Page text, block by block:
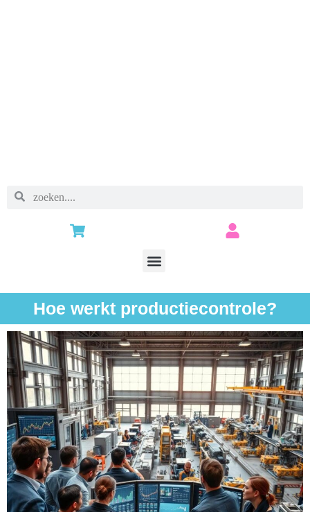
Hoe werkt productiecontrole?